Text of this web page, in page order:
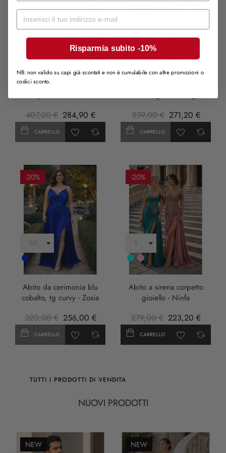
Smoking uomo bianco
407,00 € 284,90 €
CARRELLO
LILLA
339,00 € 271,20 €
CARRELLO
-20%
Cobalto
Abito da cerimonia blu
cobalto, tg curvy - Zosia
320,00 € 256,00 €
CARRELLO
-20%
Turchese
rosa
anticha
Abito a sirena corpetto
gioiello - Ninfa
279,00 € 223,20 €
CARRELLO
TUTTI I PRODOTTI DI VENDITA
NUOVI PRODOTTI
NEW NEW
Mail
Risparmia subito -10%
NB: non valido su capi già scontati e non è cumulabile con altre promozioni o
codici sconto.